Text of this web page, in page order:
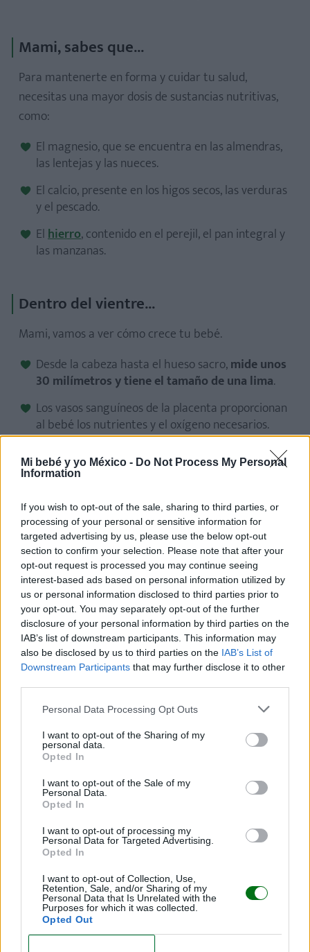
Mi bebé y yo México - Do Not Process My Personal
Information
If you wish to opt-out of the sale, sharing to third parties, or
processing of your personal or sensitive information for
targeted advertising by us, please use the below opt-out
section to confirm your selection. Please note that after your
opt-out request is processed you may continue seeing
interest-based ads based on personal information utilized by
us or personal information disclosed to third parties prior to
your opt-out. You may separately opt-out of the further
disclosure of your personal information by third parties on the
IAB’s list of downstream participants. This information may
also be disclosed by us to third parties on the IAB’s List of
Downstream Participants that may further disclose it to other
Personal Data Processing Opt Outs
I want to opt-out of the Sharing of my
personal data.
Opted In
I want to opt-out of the Sale of my
Personal Data.
Opted In
I want to opt-out of processing my
Personal Data for Targeted Advertising.
Opted In
I want to opt-out of Collection, Use,
Retention, Sale, and/or Sharing of my
Personal Data that Is Unrelated with the
Purposes for which it was collected.
Opted Out
Mami, sabes que...
Para mantenerte en forma y cuidar tu salud,
necesitas una mayor dosis de sustancias nutritivas,
como:
El magnesio, que se encuentra en las almendras,
las lentejas y las nueces.
El calcio, presente en los higos secos, las verduras
y el pescado.
Elhierro, contenido en el perejil, el pan integral y
las manzanas.
Dentro del vientre...
Mami, vamos a ver cómo crece tu bebé.
Desde la cabeza hasta el hueso sacro,mide unos
30 milímetros y tiene el tamaño de una lima.
Los vasos sanguíneos de la placenta proporcionan
al bebé los nutrientes y el oxígeno necesarios.
En esta semana:
podría tener hipo.
Sus pies son muy pequeñitos, ¡caben en la uña de
un adulto!
¡Qué emoción!
El calendario de la mamá
Entre la semana 11 y la 14, se puede efectuar la
prueba de la translucencia nucal
con tu ginecólogo!
¡Hasta la próxima semana!
Y además, echa un vistazo a la
Embarazo
semana a semana
¡MIRA LOS DIBUS DE OTRAS SEMANAS!